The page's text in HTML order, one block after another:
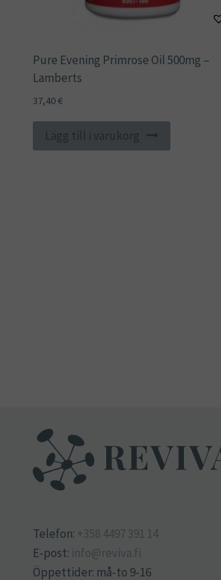
Pure Evening Primrose Oil 500mg –
Lamberts
37,40€
Lägg till i varukorg
Telefon: +358 4497 391 14
E-post: info@reviva.fi
Öppettider: må-to 9-16